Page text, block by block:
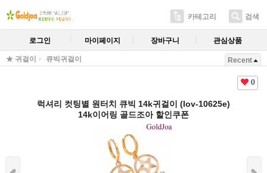
카테고리 검색
로그인 마이페이지 장바구니 관심상품
★ 귀걸이 큐빅귀걸이 Recent
0
럭셔리 컷팅별 원터치 큐빅 14k귀걸이 (lov-10625e)
14k이어링 골드조아 할인쿠폰